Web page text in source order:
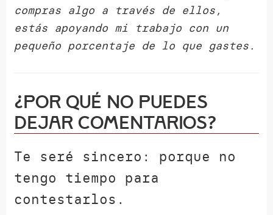
compras algo a través de ellos,
estás apoyando mi trabajo con un
pequeño porcentaje de lo que gastes.
¿Por qué NO puedes
dejar comentarios?
Te seré sincero: porque no
tengo tiempo para
contestarlos.